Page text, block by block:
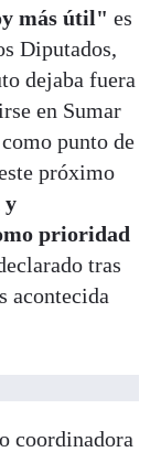
más útil" es
Diputados,
dejaba fuera
en Sumar
punto de
próximo
y
prioridad
tras
acontecida
coordinadora